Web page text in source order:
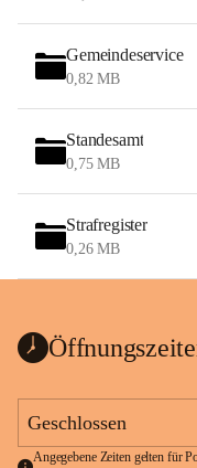
Gemeindeservice
0,82 MB
Standesamt
0,75 MB
Strafregister
0,26 MB
Geschlossen
Angegebene Zeiten gelten für